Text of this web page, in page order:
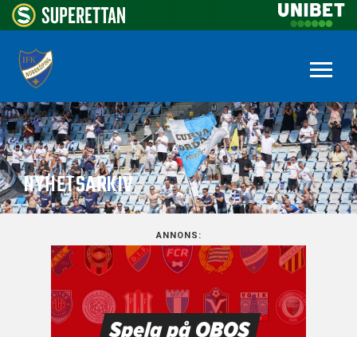
NYHETSARKIV
ANNONS: